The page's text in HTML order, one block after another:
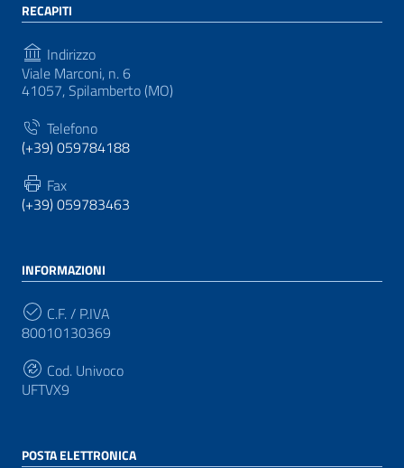
RECAPITI
Indirizzo
Viale Marconi, n. 6
41057, Spilamberto (MO)
Telefono
(+39) 059784188
Fax
(+39) 059783463
INFORMAZIONI
C.F. / P.IVA
80010130369
Cod. Univoco
UFTVX9
POSTA ELETTRONICA